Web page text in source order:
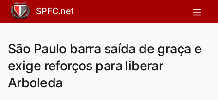
SPFC.net
São Paulo barra saída de graça e
exige reforços para liberar
Arboleda